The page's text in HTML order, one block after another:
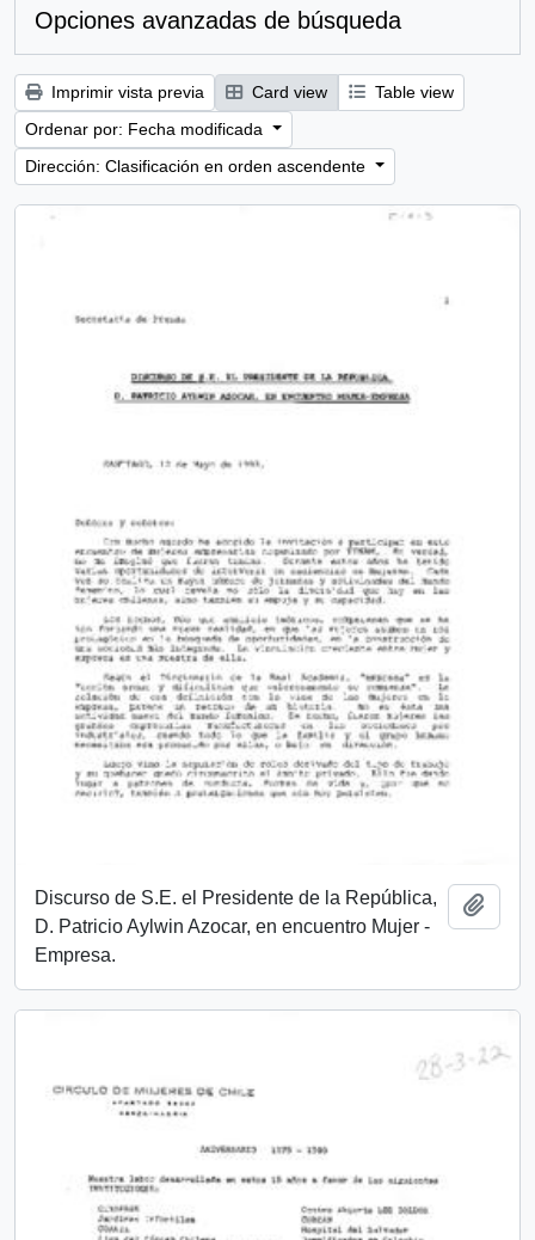
Opciones avanzadas de búsqueda
Imprimir vista previa Card view
Table view
Ordenar por: Fecha modificada
Dirección: Clasificación en orden ascendente
Discurso de S.E. el Presidente de la República,
D. Patricio Aylwin Azocar, en encuentro Mujer -
Empresa.